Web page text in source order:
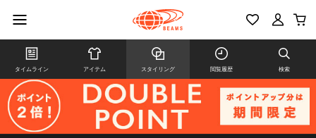
タイムライン アイテム スタイリング 閲覧履歴 検索